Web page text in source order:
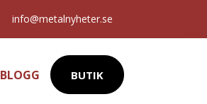
info@metalnyheter.se
BLOGG BUTIK